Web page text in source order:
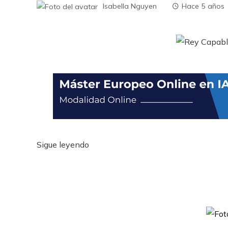
Isabella Nguyen Hace 5 años
Sigue leyendo